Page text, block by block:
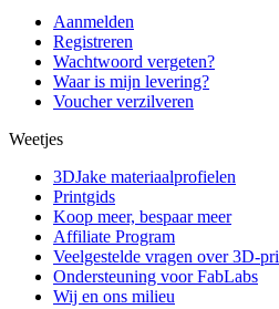
Aanmelden
Registreren
Wachtwoord vergeten?
Waar is mijn levering?
Voucher verzilveren
Weetjes
3DJake materiaalprofielen
Printgids
Koop meer, bespaar meer
Affiliate Program
Veelgestelde vragen over 3D-
Ondersteuning voor FabLabs
Wij en ons milieu